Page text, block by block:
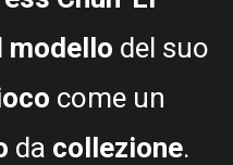
modello del suo
come un
da collezione.